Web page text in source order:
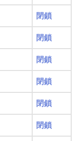
閉鎖
閉鎖
閉鎖
閉鎖
閉鎖
閉鎖